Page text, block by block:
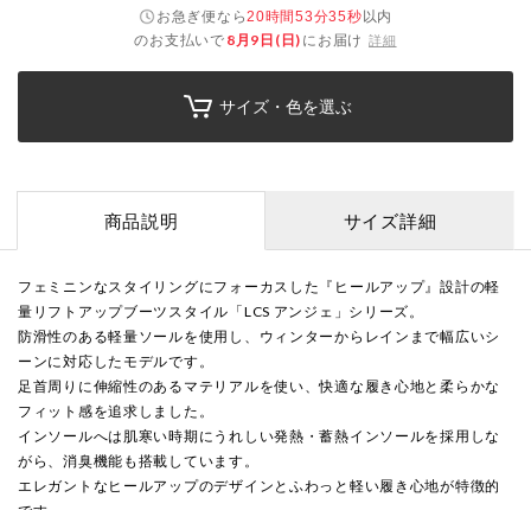
お急ぎ便なら20時間53分34秒以内
のお支払いで 8月9日(日) にお届け 詳細
サイズ・色を選ぶ
商品説明 サイズ詳細
フェミニンなスタイリングにフォーカスした『ヒールアップ』設計の軽
量リフトアップブーツスタイル「LCS アンジェ」シリーズ。
防滑性のある軽量ソールを使用し、ウィンターからレインまで幅広いシ
ーンに対応したモデルです。
足首周りに伸縮性のあるマテリアルを使い、快適な履き心地と柔らかな
フィット感を追求しました。
インソールへは肌寒い時期にうれしい発熱・蓄熱インソールを採用しな
がら、消臭機能も搭載しています。
エレガントなヒールアップのデザインとふわっと軽い履き心地が特徴的